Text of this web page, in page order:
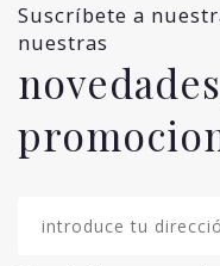
Suscríbete a
nuestras